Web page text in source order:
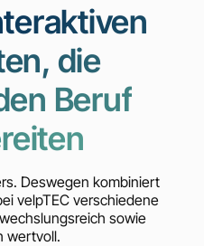
die
Beruf
Deswegen kombiniert
velpTEC verschiedene
sowie
wertvoll.